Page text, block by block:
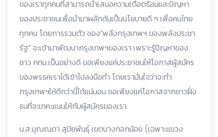
ของเราทุกคนที่สามารถนำเสนอความเดือดร้อนและปัญหา
ของประชาชนเพื่อนำมาผลักดันเป็นนโยบายดี ๆ เพื่อคนไทย
ทุกคน โดยการรวมตัว ของ“พลังกรุงเทพฯ ของพลังประชา
รัฐ” จะเข้ามาพัฒนากรุงเทพฯของเรา เพราะรู้ปัญหาของ
ชาว กทม.เป็นอย่างดี ขอเพียงแค่ประชาชนให้โอกาสผู้สมัคร
ของพรรคเราได้เข้าไปลงมือทำ โดยเรามั่นใจว่าจะทำ
กรุงเทพฯให้ดีกว่านี้ได้แน่นอน ขอเพียงแค่โอกาสจากชาวฝั่ง
ธนที่จะเทคะแนนให้กับผู้สมัครของเรา
น.ส.บุณณดา สุปิยพันธุ์ เขตบางกอกน้อย (เฉพาะแขวง